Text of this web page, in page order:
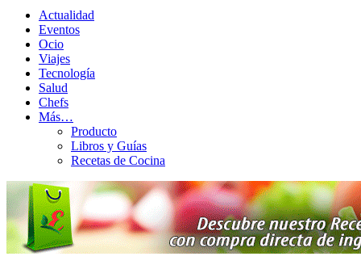
Actualidad
Eventos
Ocio
Viajes
Tecnología
Salud
Chefs
Más…
Producto
Libros y Guías
Recetas de Cocina